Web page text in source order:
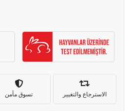
تسوق مأمن الاسترجاع والتغيير